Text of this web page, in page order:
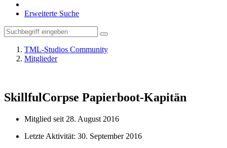
Erweiterte Suche
TML-Studios Community
Mitglieder
SkillfulCorpse Papierboot-Kapitän
Mitglied seit 28. August 2016
Letzte Aktivität: 30. September 2016